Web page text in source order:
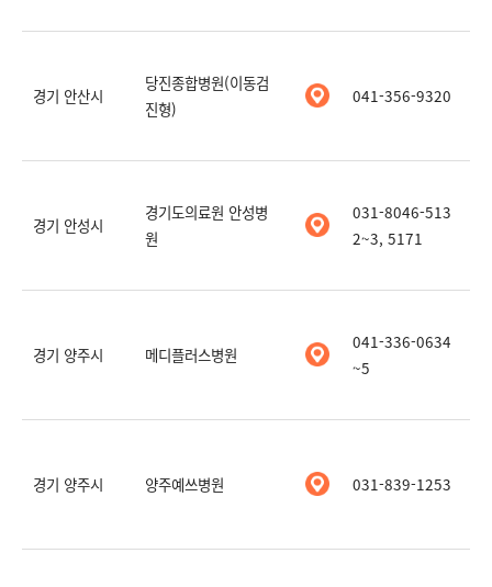
경기 안산시
당진종합병원(이동검
진형)
041-356-9320
경기 안성시
경기도의료원 안성병
원
031-8046-513
2~3, 5171
경기 양주시 메디플러스병원
041-336-0634
~5
경기 양주시 양주예쓰병원 031-839-1253